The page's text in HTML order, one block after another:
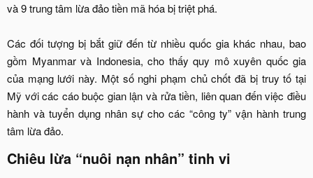
và 9 trung tâm lừa đảo tiền mã hóa bị triệt phá.
Các đối tượng bị bắt giữ đến từ nhiều quốc gia khác nhau, bao
gồm Myanmar và Indonesia, cho thấy quy mô xuyên quốc gia
của mạng lưới này. Một số nghi phạm chủ chốt đã bị truy tố tại
Mỹ với các cáo buộc gian lận và rửa tiền, liên quan đến việc điều
hành và tuyển dụng nhân sự cho các “công ty” vận hành trung
tâm lừa đảo.​
Chiêu lừa “nuôi nạn nhân” tinh vi​